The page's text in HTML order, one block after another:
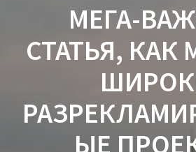
МЕГА-
СТАТЬЯ, КАК
ЫЕ